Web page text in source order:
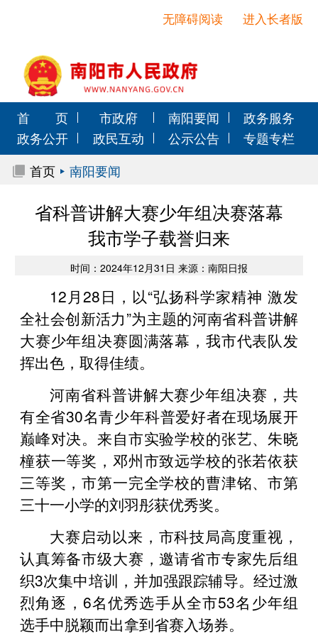
进入长者版
无障碍阅读
首 页 市政府 南阳要闻
政务服务
政务公开
政民互动 公示公告
专题专栏
首页
南阳要闻
省科普讲解大赛少年组决赛落幕
我市学子载誉归来
时间：2024年12月31日 来源：南阳日报
12月28日，以“弘扬科学家精神 激发
全社会创新活力”为主题的河南省科普讲解
大赛少年组决赛圆满落幕，我市代表队发
挥出色，取得佳绩。
河南省科普讲解大赛少年组决赛，共
有全省30名青少年科普爱好者在现场展开
巅峰对决。来自市实验学校的张艺、朱晓
橦获一等奖，邓州市致远学校的张若依获
三等奖，市第一完全学校的曹津铭、市第
三十一小学的刘羽彤获优秀奖。
大赛启动以来，市科技局高度重视，
认真筹备市级大赛，邀请省市专家先后组
织3次集中培训，并加强跟踪辅导。经过激
烈角逐，6名优秀选手从全市53名少年组
选手中脱颖而出拿到省赛入场券。